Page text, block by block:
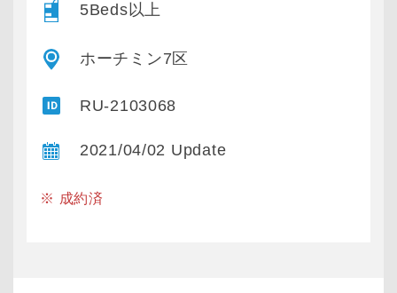
5Beds以上
ホーチミン7区
RU-2103068
2021/04/02 Update
※ 成約済